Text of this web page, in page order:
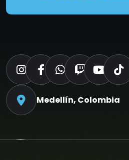
Medellín, Colombia